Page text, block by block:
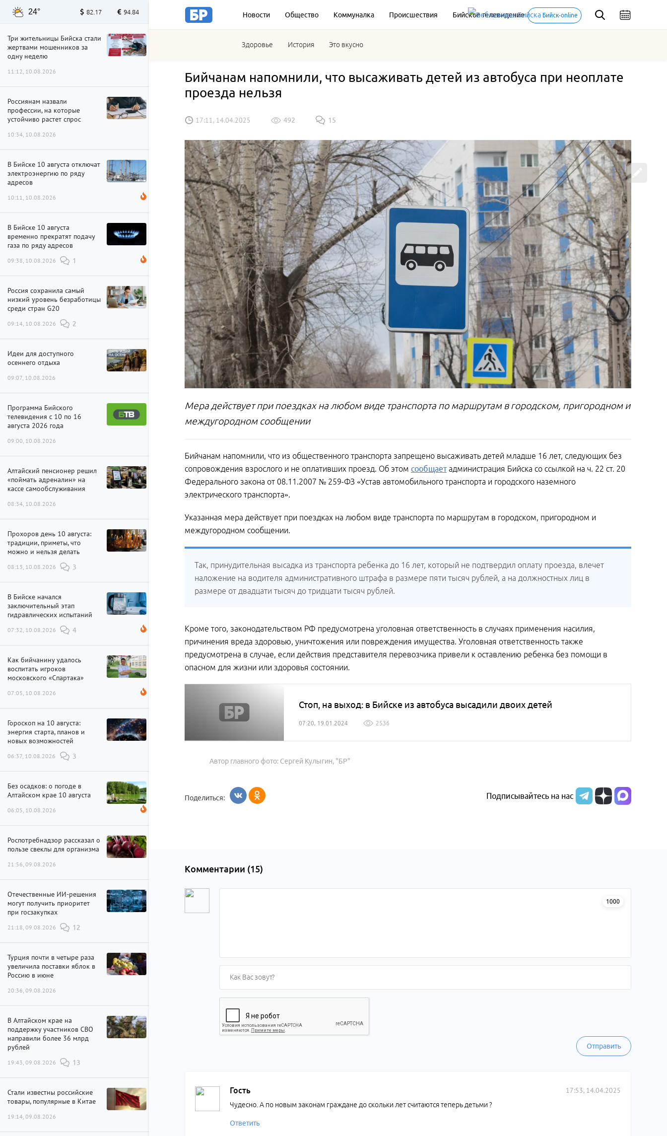
Новости Общество Коммуналка Происшествия Бийское телевидение Бийск-online
Здоровье История Это вкусно
24° 82.17 94.84
Три жительницы Бийска стали
жертвами мошенников за
одну неделю
11:12, 10.08.2026
Россиянам назвали
профессии, на которые
устойчиво растет спрос
10:34, 10.08.2026
В Бийске 10 августа отключат
электроэнергию по ряду
адресов
10:11, 10.08.2026
В Бийске 10 августа
временно прекратят подачу
газа по ряду адресов
09:38, 10.08.2026 1
Россия сохранила самый
низкий уровень безработицы
среди стран G20
09:14, 10.08.2026 2
Идеи для доступного
осеннего отдыха
09:07, 10.08.2026
Программа Бийского
телевидения с 10 по 16
августа 2026 года
09:00, 10.08.2026
Алтайский пенсионер решил
«поймать адреналин» на
кассе самообслуживания
08:34, 10.08.2026
Прохоров день 10 августа:
традиции, приметы, что
можно и нельзя делать
08:13, 10.08.2026 3
В Бийске начался
заключительный этап
гидравлических испытаний
07:32, 10.08.2026 4
Как бийчанину удалось
воспитать игроков
московского «Спартака»
07:05, 10.08.2026
Гороскоп на 10 августа:
энергия старта, планов и
новых возможностей
06:37, 10.08.2026 3
Без осадков: о погоде в
Алтайском крае 10 августа
06:05, 10.08.2026
Роспотребнадзор рассказал о
пользе свеклы для организма
21:56, 09.08.2026
Отечественные ИИ-решения
могут получить приоритет
при госзакупках
21:18, 09.08.2026 12
Турция почти в четыре раза
увеличила поставки яблок в
Россию в июне
20:36, 09.08.2026
В Алтайском крае на
поддержку участников СВО
направили более 36 млрд
рублей
19:43, 09.08.2026 13
Стали известны российские
товары, популярные в Китае
19:14, 09.08.2026
Бийчанам напомнили, что высаживать детей из автобуса при неоплате
проезда нельзя
17:11, 14.04.2025 492 15
Мера действует при поездках на любом виде транспорта по маршрутам в городском, пригородном и
междугородном сообщении
Бийчанам напомнили, что из общественного транспорта запрещено высаживать детей младше 16 лет, следующих без
сопровождения взрослого и не оплативших проезд. Об этом сообщаетадминистрация Бийска со ссылкой на ч. 22 ст. 20
Федерального закона от 08.11.2007 № 259-ФЗ «Устав автомобильного транспорта и городского наземного
электрического транспорта».
Указанная мера действует при поездках на любом виде транспорта по маршрутам в городском, пригородном и
междугородном сообщении.
Так, принудительная высадка из транспорта ребенка до 16 лет, который не подтвердил оплату проезда, влечет
наложение на водителя административного штрафа в размере пяти тысяч рублей, а на должностных лиц в
размере от двадцати тысяч до тридцати тысяч рублей.
Кроме того, законодательством РФ предусмотрена уголовная ответственность в случаях применения насилия,
причинения вреда здоровью, уничтожения или повреждения имущества. Уголовная ответственность также
предусмотрена в случае, если действия представителя перевозчика привели к оставлению ребенка без помощи в
опасном для жизни или здоровья состоянии.
Стоп, на выход: в Бийске из автобуса высадили двоих детей
07:20, 19.01.2024 2536
Автор главного фото: Сергей Кулыгин, "БР"
Поделиться: Подписывайтесь на нас
Комментарии (15)
1000
Отправить
Гость 17:53, 14.04.2025
Чудесно. А по новым законам граждане до скольки лет считаются теперь детьми ?
Ответить